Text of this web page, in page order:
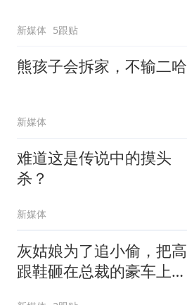
新媒体 5跟贴
熊孩子会拆家，不输二哈
新媒体
难道这是传说中的摸头
杀？
新媒体
灰姑娘为了追小偷，把高
跟鞋砸在总裁的豪车上，